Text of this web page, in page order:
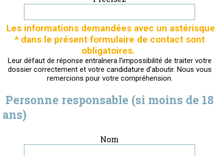
Les informations demandées avec un astérisque
* dans le présent formulaire de contact sont
obligatoires.
Leur défaut de réponse entraînera l’impossibilité de traiter votre
dossier correctement et votre candidature d’aboutir. Nous vous
remercions pour votre compréhension.
Personne responsable (si moins de 18
ans)
Nom